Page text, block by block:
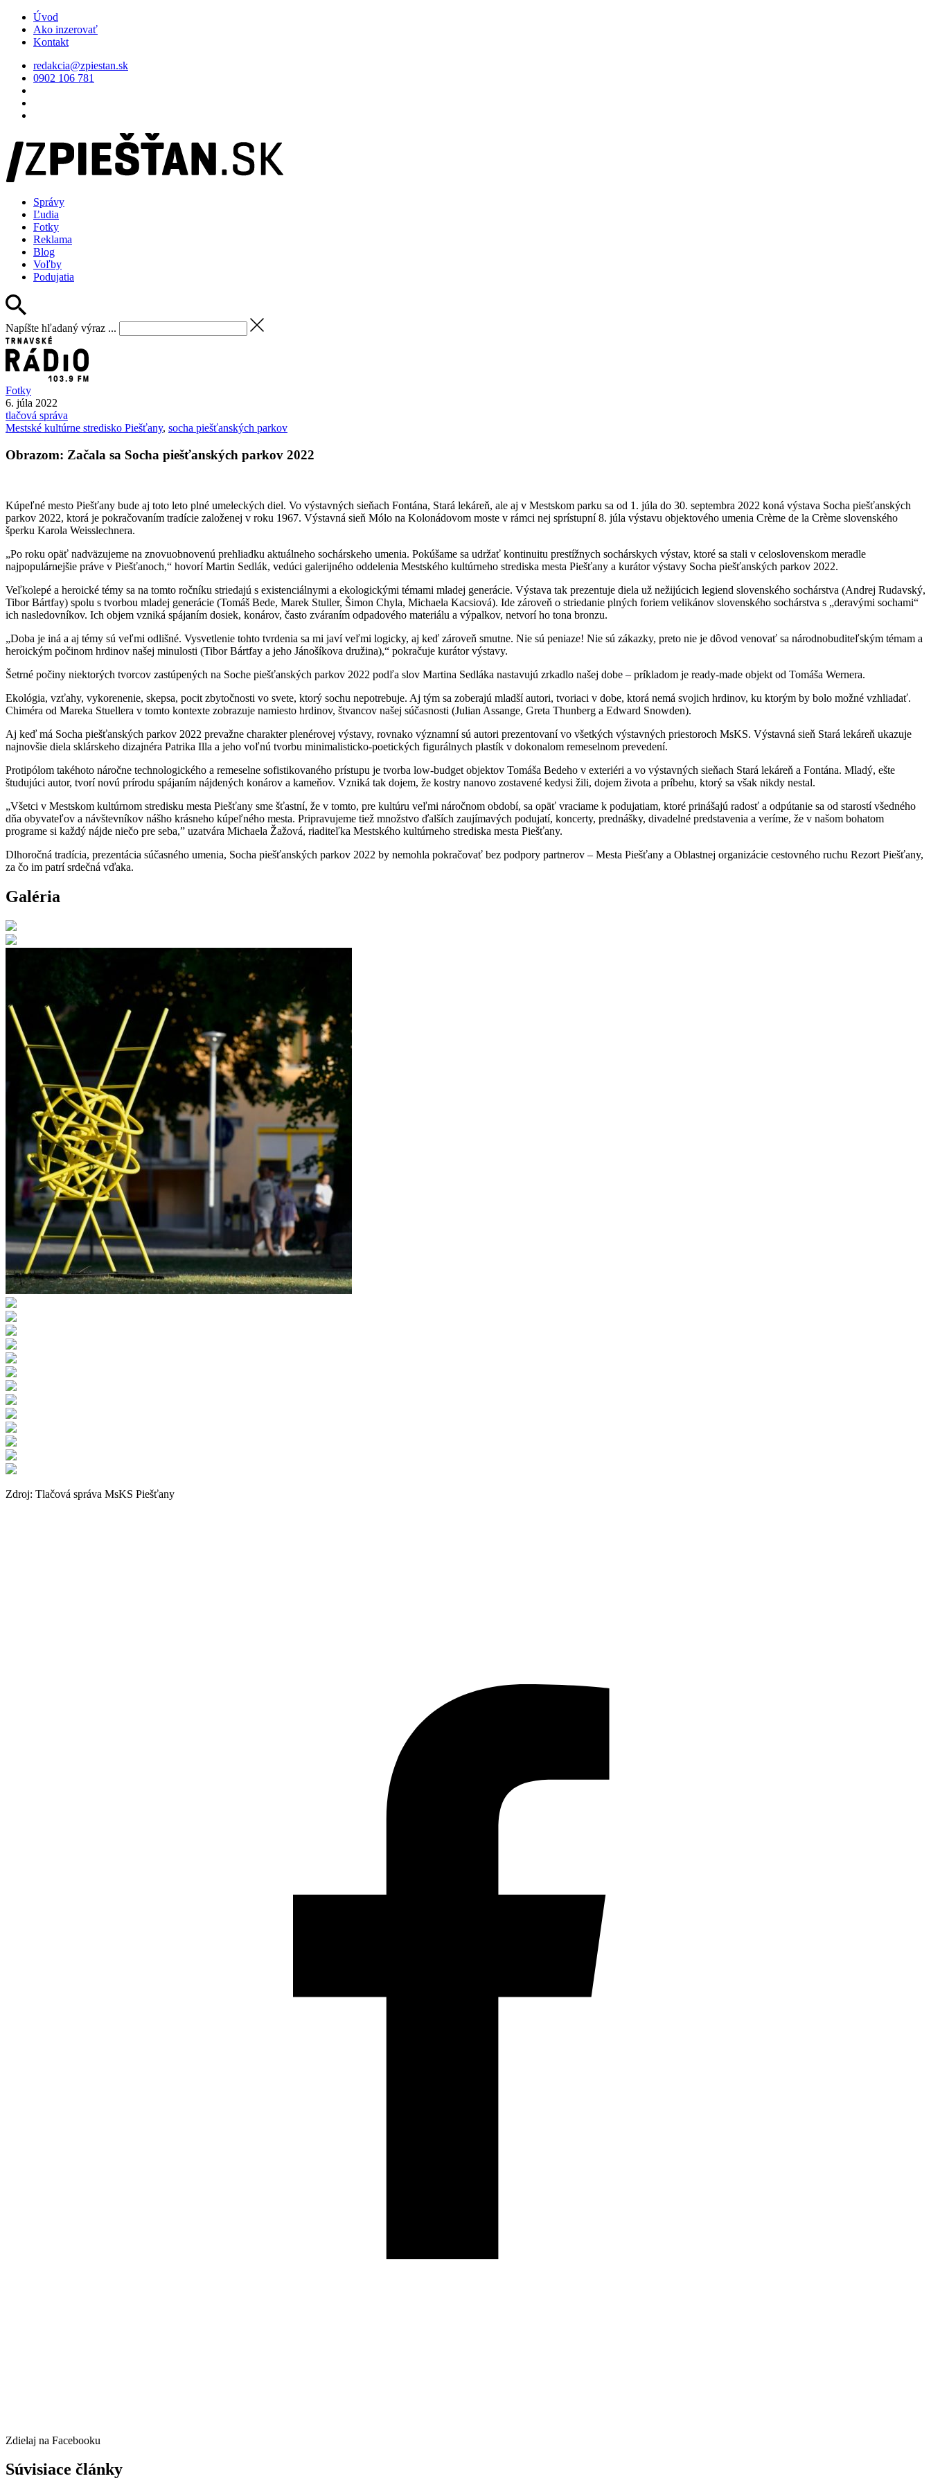
Úvod
Ako inzerovať
Kontakt
redakcia@zpiestan.sk
0902 106 781
Správy
Ľudia
Fotky
Reklama
Blog
Voľby
Podujatia
Napíšte hľadaný výraz ...
Fotky
6. júla 2022
tlačová správa
Mestské kultúrne stredisko Piešťany, socha piešťanských parkov
Obrazom: Začala sa Socha piešťanských parkov 2022
Kúpeľné mesto Piešťany bude aj toto leto plné umeleckých diel. Vo výstavných sieňach Fontána, Stará lekáreň, ale aj v Mestskom parku sa od 1. júla do 30. septembra 2022 koná výstava Socha piešťanských
parkov 2022, ktorá je pokračovaním tradície založenej v roku 1967. Výstavná sieň Mólo na Kolonádovom moste v rámci nej sprístupní 8. júla výstavu objektového umenia Crème de la Crème slovenského
šperku Karola Weisslechnera.
„Po roku opäť nadväzujeme na znovuobnovenú prehliadku aktuálneho sochárskeho umenia. Pokúšame sa udržať kontinuitu prestížnych sochárskych výstav, ktoré sa stali v celoslovenskom meradle
najpopulárnejšie práve v Piešťanoch,“ hovorí Martin Sedlák, vedúci galerijného oddelenia Mestského kultúrneho strediska mesta Piešťany a kurátor výstavy Socha piešťanských parkov 2022.
Veľkolepé a heroické témy sa na tomto ročníku striedajú s existenciálnymi a ekologickými témami mladej generácie. Výstava tak prezentuje diela už nežijúcich legiend slovenského sochárstva (Andrej Rudavský,
Tibor Bártfay) spolu s tvorbou mladej generácie (Tomáš Bede, Marek Stuller, Šimon Chyla, Michaela Kacsiová). Ide zároveň o striedanie plných foriem velikánov slovenského sochárstva s „deravými sochami“
ich nasledovníkov. Ich objem vzniká spájaním dosiek, konárov, často zváraním odpadového materiálu a výpalkov, netvorí ho tona bronzu.
„Doba je iná a aj témy sú veľmi odlišné. Vysvetlenie tohto tvrdenia sa mi javí veľmi logicky, aj keď zároveň smutne. Nie sú peniaze! Nie sú zákazky, preto nie je dôvod venovať sa národnobuditeľským témam a
heroickým počinom hrdinov našej minulosti (Tibor Bártfay a jeho Jánošíkova družina),“ pokračuje kurátor výstavy.
Šetrné počiny niektorých tvorcov zastúpených na Soche piešťanských parkov 2022 podľa slov Martina Sedláka nastavujú zrkadlo našej dobe – príkladom je ready-made objekt od Tomáša Wernera.
Ekológia, vzťahy, vykorenenie, skepsa, pocit zbytočnosti vo svete, ktorý sochu nepotrebuje. Aj tým sa zoberajú mladší autori, tvoriaci v dobe, ktorá nemá svojich hrdinov, ku ktorým by bolo možné vzhliadať.
Chiméra od Mareka Stuellera v tomto kontexte zobrazuje namiesto hrdinov, štvancov našej súčasnosti (Julian Assange, Greta Thunberg a Edward Snowden).
Aj keď má Socha piešťanských parkov 2022 prevažne charakter plenérovej výstavy, rovnako významní sú autori prezentovaní vo všetkých výstavných priestoroch MsKS. Výstavná sieň Stará lekáreň ukazuje
najnovšie diela sklárskeho dizajnéra Patrika Illa a jeho voľnú tvorbu minimalisticko-poetických figurálnych plastík v dokonalom remeselnom prevedení.
Protipólom takéhoto náročne technologického a remeselne sofistikovaného prístupu je tvorba low-budget objektov Tomáša Bedeho v exteriéri a vo výstavných sieňach Stará lekáreň a Fontána. Mladý, ešte
študujúci autor, tvorí novú prírodu spájaním nájdených konárov a kameňov. Vzniká tak dojem, že kostry nanovo zostavené kedysi žili, dojem života a príbehu, ktorý sa však nikdy nestal.
„Všetci v Mestskom kultúrnom stredisku mesta Piešťany sme šťastní, že v tomto, pre kultúru veľmi náročnom období, sa opäť vraciame k podujatiam, ktoré prinášajú radosť a odpútanie sa od starostí všedného
dňa obyvateľov a návštevníkov nášho krásneho kúpeľného mesta. Pripravujeme tiež množstvo ďalších zaujímavých podujatí, koncerty, prednášky, divadelné predstavenia a veríme, že v našom bohatom
programe si každý nájde niečo pre seba,” uzatvára Michaela Žažová, riaditeľka Mestského kultúrneho strediska mesta Piešťany.
Dlhoročná tradícia, prezentácia súčasného umenia, Socha piešťanských parkov 2022 by nemohla pokračovať bez podpory partnerov – Mesta Piešťany a Oblastnej organizácie cestovného ruchu Rezort Piešťany,
za čo im patrí srdečná vďaka.
Galéria
Zdroj: Tlačová správa MsKS Piešťany
Zdielaj na Facebooku
Súvisiace články